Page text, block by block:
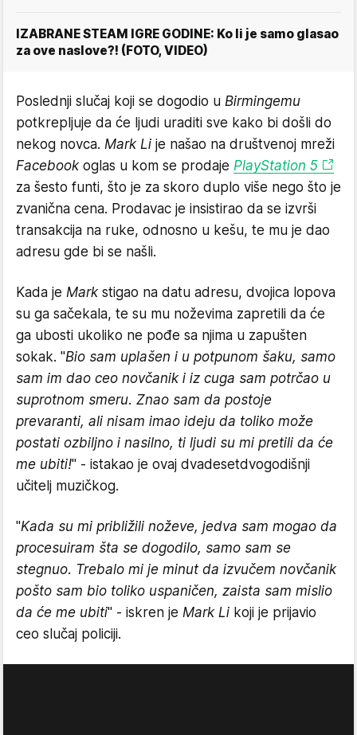
IZABRANE STEAM IGRE GODINE: Ko li je samo glasao
za ove naslove?! (FOTO, VIDEO)
Poslednji slučaj koji se dogodio u Birmingemu
potkrepljuje da će ljudi uraditi sve kako bi došli do
nekog novca. Mark Li je našao na društvenoj mreži
Facebookoglas u kom se prodaje PlayStation 5
za šesto funti, što je za skoro duplo više nego što je
zvanična cena. Prodavac je insistirao da se izvrši
transakcija na ruke, odnosno u kešu, te mu je dao
adresu gde bi se našli.
Kada je Markstigao na datu adresu, dvojica lopova
su ga sačekala, te su mu noževima zapretili da će
ga ubosti ukoliko ne pođe sa njima u zapušten
sokak. "Bio sam uplašen i u potpunom šaku, samo
sam im dao ceo novčanik i iz cuga sam potrčao u
suprotnom smeru. Znao sam da postoje
prevaranti, ali nisam imao ideju da toliko može
postati ozbiljno i nasilno, ti ljudi su mi pretili da će
me ubiti!" - istakao je ovaj dvadesetdvogodišnji
učitelj muzičkog.
"Kada su mi približili noževe, jedva sam mogao da
procesuiram šta se dogodilo, samo sam se
stegnuo. Trebalo mi je minut da izvučem novčanik
pošto sam bio toliko uspaničen, zaista sam mislio
da će me ubiti" - iskren je Mark Li koji je prijavio
ceo slučaj policiji.